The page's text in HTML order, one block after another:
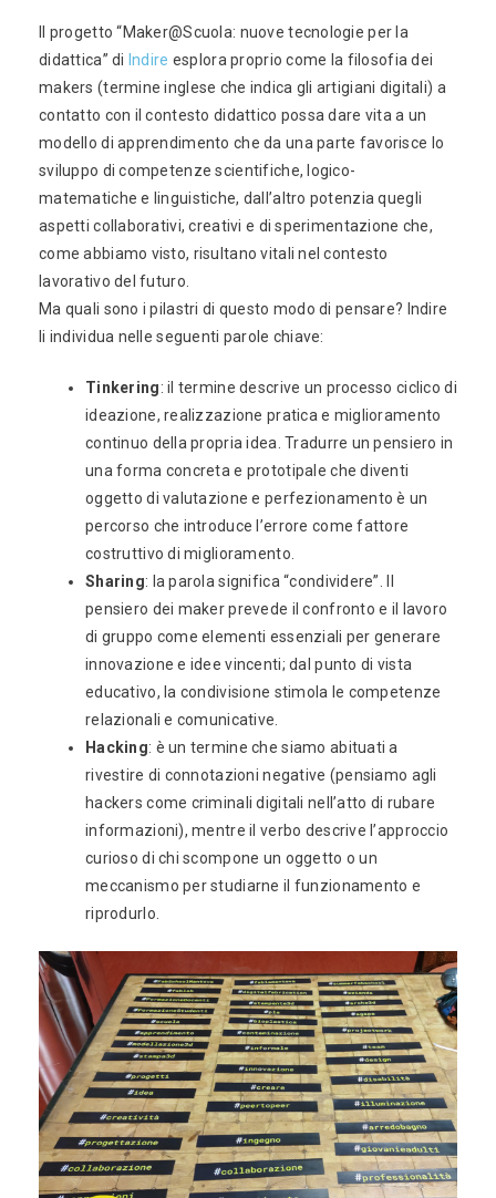
Il progetto “Maker@Scuola: nuove tecnologie per la
didattica” di Indire esplora proprio come la filosofia dei
makers (termine inglese che indica gli artigiani digitali) a
contatto con il contesto didattico possa dare vita a un
modello di apprendimento che da una parte favorisce lo
sviluppo di competenze scientifiche, logico-
matematiche e linguistiche, dall’altro potenzia quegli
aspetti collaborativi, creativi e di sperimentazione che,
come abbiamo visto, risultano vitali nel contesto
lavorativo del futuro.
Ma quali sono i pilastri di questo modo di pensare? Indire
li individua nelle seguenti parole chiave:
Tinkering: il termine descrive un processo ciclico di
ideazione, realizzazione pratica e miglioramento
continuo della propria idea. Tradurre un pensiero in
una forma concreta e prototipale che diventi
oggetto di valutazione e perfezionamento è un
percorso che introduce l’errore come fattore
costruttivo di miglioramento.
Sharing: la parola significa “condividere”. Il
pensiero dei maker prevede il confronto e il lavoro
di gruppo come elementi essenziali per generare
innovazione e idee vincenti; dal punto di vista
educativo, la condivisione stimola le competenze
relazionali e comunicative.
Hacking: è un termine che siamo abituati a
rivestire di connotazioni negative (pensiamo agli
hackers come criminali digitali nell’atto di rubare
informazioni), mentre il verbo descrive l’approccio
curioso di chi scompone un oggetto o un
meccanismo per studiarne il funzionamento e
riprodurlo.